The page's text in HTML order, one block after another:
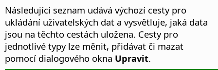
Následující seznam udává výchozí cesty pro
ukládání uživatelských dat a vysvětluje, jaká data
jsou na těchto cestách uložena. Cesty pro
jednotlivé typy lze měnit, přidávat či mazat
pomocí dialogového okna Upravit.